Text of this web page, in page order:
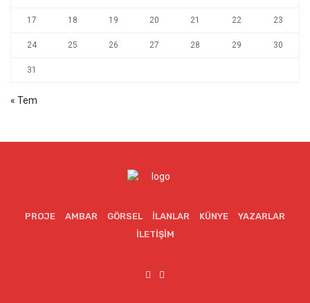
17 18 19 20 21 22 23
24 25 26 27 28 29 30
31
« Tem
PROJE AMBAR GÖRSEL İLANLAR KÜNYE
YAZARLAR
İLETIŞIM